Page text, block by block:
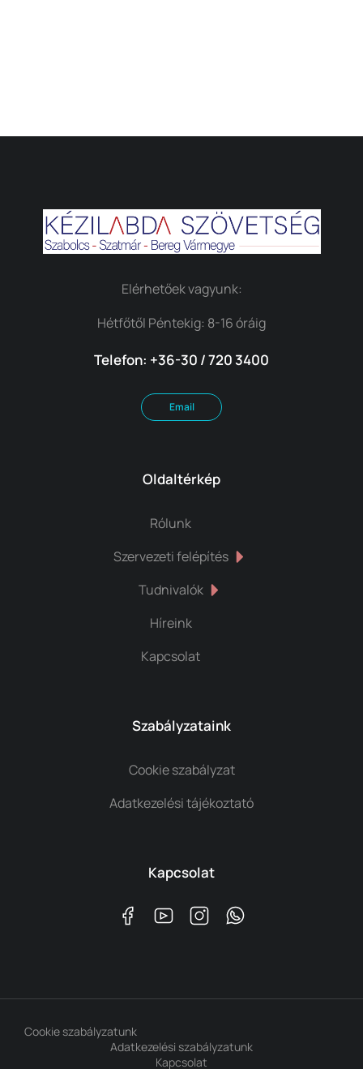
Elérhetőek vagyunk:
Hétfőtől Péntekig: 8-16 óráig
Telefon: +36-30 / 720 3400
Email
Oldaltérkép
Rólunk
Szervezeti felépítés
Tudnivalók
Híreink
Kapcsolat
Szabályzataink
Cookie szabályzat
Adatkezelési tájékoztató
Kapcsolat
Cookie szabályzatunk
Adatkezelési szabályzatunk
Kapcsolat